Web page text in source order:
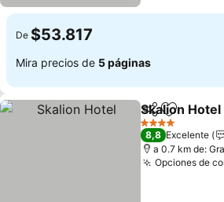
De $53.817
Mira precios de 5 páginas
Compartir
Agregar
Skalion Hotel
4 Estrellas
8,8 Excelente
a 0.7 km de:
Opciones de